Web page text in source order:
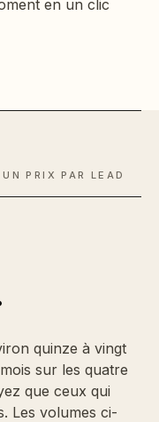
en un clic
PRIX PAR LEAD
quinze à vingt
sur les quatre
que ceux qui
Les volumes ci-